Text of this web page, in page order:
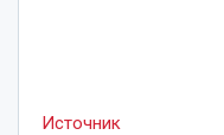
Источник